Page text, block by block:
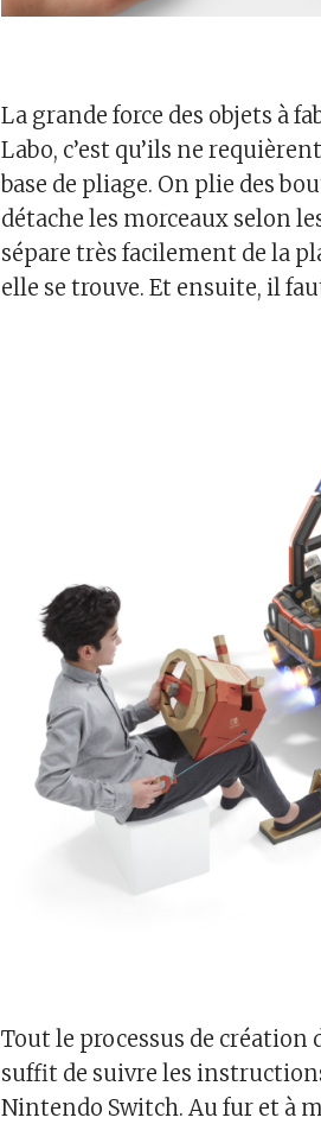
La grande force des objets à
Labo, c’est qu’ils ne
base de pliage. On plie des
détache les morceaux selon
sépare très facilement de la
elle se trouve. Et ensuite, il
Tout le processus de
suffit de suivre les
Nintendo Switch. Au fur et à